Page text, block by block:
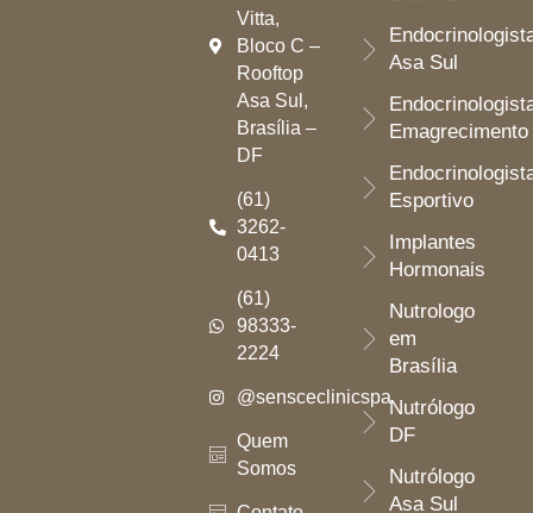
Vitta,
Bloco C –
Rooftop
Asa Sul,
Brasília –
DF
(61)
3262-
0413
(61)
98333-
2224
@sensceclinicspa
Quem
Somos
Asa Sul
Emagrecimento
Esportivo
Implantes
Hormonais
Nutrologo
em
Brasília
Nutrólogo
DF
Nutrólogo
Asa Sul